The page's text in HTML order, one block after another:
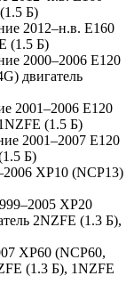
Б)
2012–н.в. E160
(1.5 Б)
2000–2006 E120
двигатель
2001–2006 E120
(1.5 Б)
2001–2007 E120
Б)
XP10 (NCP13)
XP20
2NZFE (1.3 Б),
XP60 (NCP60,
(1.3 Б), 1NZFE